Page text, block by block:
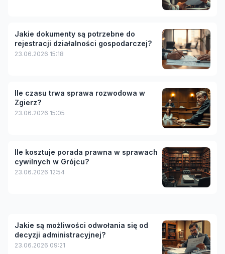
Jakie dokumenty są potrzebne do
rejestracji działalności gospodarczej?
23.06.2026 15:18
Ile czasu trwa sprawa rozwodowa w
Zgierz?
23.06.2026 15:05
Ile kosztuje porada prawna w sprawach
cywilnych w Grójcu?
23.06.2026 12:54
Jakie są możliwości odwołania się od
decyzji administracyjnej?
23.06.2026 09:21